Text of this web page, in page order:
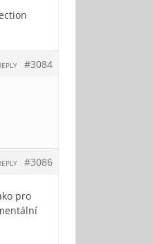
#3084
#3086
pro